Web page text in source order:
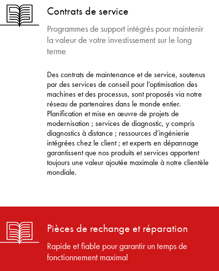
Contrats de service
Programmes de support intégrés pour maintenir
la valeur de votre investissement sur le long
terme
Des contrats de maintenance et de service, soutenus
par des services de conseil pour l’optimisation des
machines et des processus, sont proposés via notre
réseau de partenaires dans le monde entier.
Planification et mise en œuvre de projets de
modernisation ; services de diagnostic, y compris
diagnostics à distance ; ressources d’ingénierie
intégrées chez le client ; et experts en dépannage
garantissent que nos produits et services apportent
toujours une valeur ajoutée maximale à notre clientèle
mondiale.
Pièces de rechange et réparation
Rapide et fiable pour garantir un temps de
fonctionnement maximal